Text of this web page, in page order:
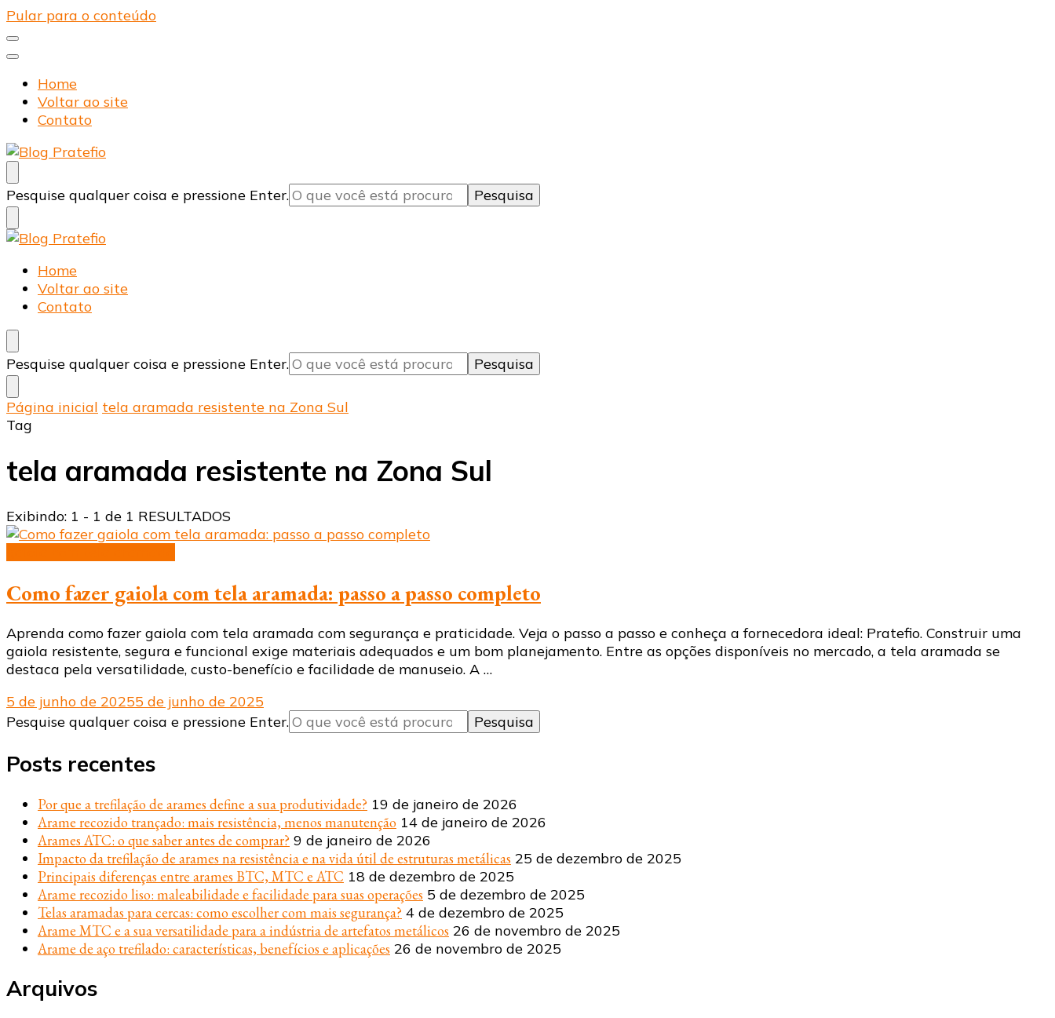
Pular para o conteúdo
Home
Voltar ao site
Contato
Blog Pratefio
Arames e Telas de Qualidade
Procurando
algo?
Pesquise qualquer coisa e pressione Enter.
Blog Pratefio
Arames e Telas de Qualidade
Home
Voltar ao site
Contato
Procurando
algo?
Pesquise qualquer coisa e pressione Enter.
Página inicial tela aramada resistente na Zona Sul
Tag
tela aramada resistente na Zona Sul
Exibindo: 1 - 1 de 1 RESULTADOS
Como fazer gaiola com tela aramada: passo a passo completo
Aprenda como fazer gaiola com tela aramada com segurança e praticidade. Veja o passo a passo e conheça a fornecedora ideal: Pratefio. Construir uma
gaiola resistente, segura e funcional exige materiais adequados e um bom planejamento. Entre as opções disponíveis no mercado, a tela aramada se
destaca pela versatilidade, custo-benefício e facilidade de manuseio. A …
5 de junho de 20255 de junho de 2025
Procurando
Pesquise qualquer coisa e pressione Enter.
Posts recentes
Por que a trefilação de arames define a sua produtividade? 19 de janeiro de 2026
Arame recozido trançado: mais resistência, menos manutenção 14 de janeiro de 2026
Arames ATC: o que saber antes de comprar? 9 de janeiro de 2026
Impacto da trefilação de arames na resistência e na vida útil de estruturas metálicas 25 de dezembro de 2025
Principais diferenças entre arames BTC, MTC e ATC 18 de dezembro de 2025
Arame recozido liso: maleabilidade e facilidade para suas operações 5 de dezembro de 2025
Telas aramadas para cercas: como escolher com mais segurança? 4 de dezembro de 2025
Arame MTC e a sua versatilidade para a indústria de artefatos metálicos 26 de novembro de 2025
Arame de aço trefilado: características, benefícios e aplicações 26 de novembro de 2025
Arquivos